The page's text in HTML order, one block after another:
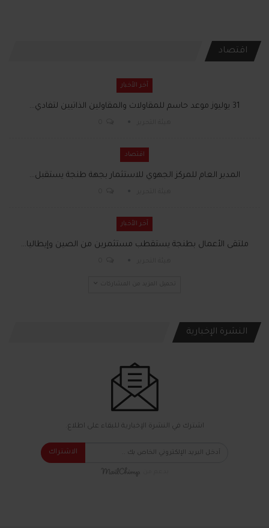
اقتصاد
آخر الأخبار
31 يوليوز موعد حاسم للمقاولات والمقاولين الذاتيين لتفادي…
اقتصاد
المدير العام للمركز الجهوي للاستثمار بجهة طنجة يستقبل…
آخر الأخبار
ملتقى الأعمال بطنجة يستقطب مستثمرين من الصين وإيطاليا…
النشرة الإخبارية
اشترك في النشرة الإخبارية للبقاء على اطلاع.
الاشتراك